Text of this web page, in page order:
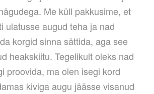
Me küll pakkusime, et
ulatusse augud teha ja nad
korgid sinna sättida, aga see
heakskiitu. Tegelikult oleks nad
proovida, ma olen isegi kord
kiviga augu jäässe visanud